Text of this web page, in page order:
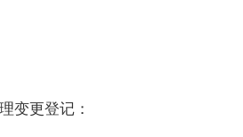
变更登记：